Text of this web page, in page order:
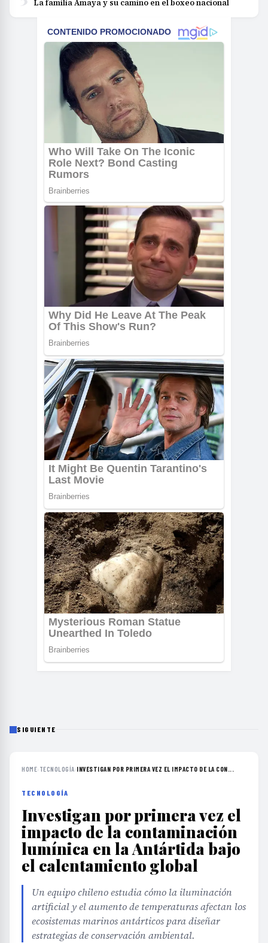
La familia Amaya y su camino en el boxeo nacional
SIGUIENTE
HOME› TECNOLOGÍA›INVESTIGAN POR PRIMERA VEZ EL IMPACTO DE LA CON...
TECNOLOGÍA
Investigan por primera vez el
impacto de la contaminación
lumínica en la Antártida bajo
el calentamiento global
Un equipo chileno estudia cómo la iluminación
artificial y el aumento de temperaturas afectan los
ecosistemas marinos antárticos para diseñar
estrategias de conservación ambiental.